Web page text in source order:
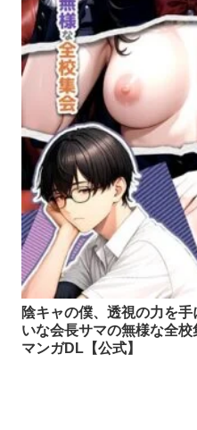
陰キャの僕、透視の力を
いな会長サマの無様な全
マンガDL【公式】